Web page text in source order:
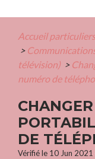
Accueil
>
télévision) >
numéro de
DE
Vérifié le 10 Jun